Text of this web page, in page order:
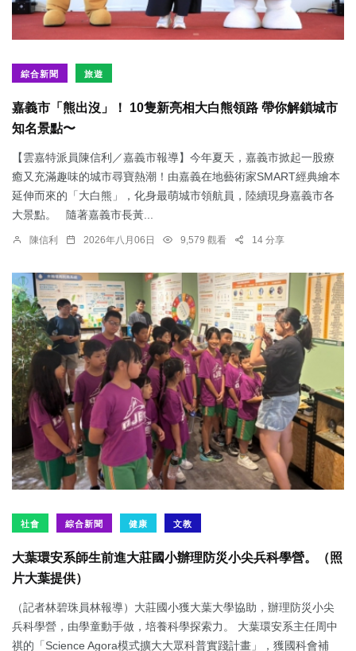
綜合新聞 旅遊
嘉義市「熊出沒」！ 10隻新亮相大白熊領路 帶你解鎖城市
知名景點〜
【雲嘉特派員陳信利／嘉義市報導】今年夏天，嘉義市掀起一股療
癒又充滿趣味的城市尋寶熱潮！由嘉義在地藝術家SMART經典繪本
延伸而來的「大白熊」，化身最萌城市領航員，陸續現身嘉義市各
大景點。 隨著嘉義市長黃...
陳信利 2026年八月06日 9,579 觀看 14 分享
社會 綜合新聞 健康 文教
大葉環安系師生前進大莊國小辦理防災小尖兵科學營。（照
片大葉提供）
（記者林碧珠員林報導）大莊國小獲大葉大學協助，辦理防災小尖
兵科學營，由學童動手做，培養科學探索力。 大葉環安系主任周中
祺的「Science Agora模式擴大大眾科普實踐計畫」，獲國科會補